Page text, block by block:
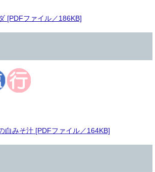
[PDFファイル／186KB]
白みそ汁 [PDFファイル／164KB]